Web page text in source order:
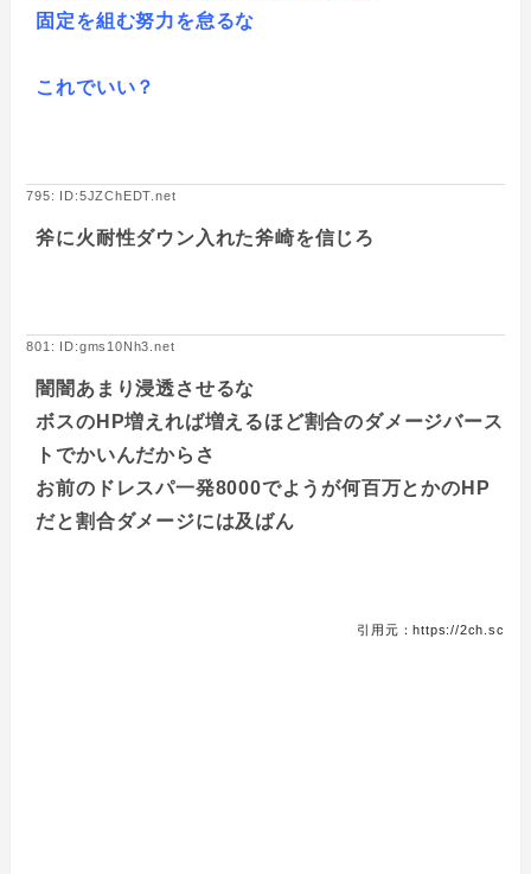
固定を組む努力を怠るな
これでいい？
795: ID:5JZChEDT.net
斧に火耐性ダウン入れた斧崎を信じろ
801: ID:gms10Nh3.net
闇闇あまり浸透させるな
ボスのHP増えれば増えるほど割合のダメージバース
トでかいんだからさ
お前のドレスパ一発8000でようが何百万とかのHP
だと割合ダメージには及ばん
引用元：https://2ch.sc